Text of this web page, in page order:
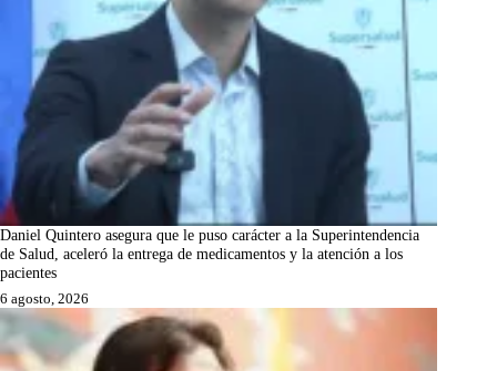
Daniel Quintero asegura que le puso carácter a la Superintendencia
de Salud, aceleró la entrega de medicamentos y la atención a los
pacientes
6 agosto, 2026